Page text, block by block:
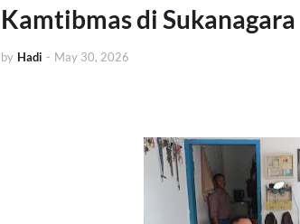
Kamtibmas di Sukanagara
by Hadi - May 30, 2026